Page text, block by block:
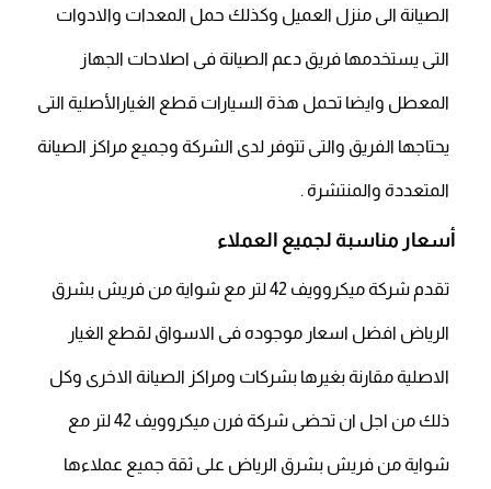
الصيانة الى منزل العميل وكذلك حمل المعدات والادوات
التى يستخدمها فريق دعم الصيانة فى اصلاحات الجهاز
المعطل وايضا تحمل هذة السيارات قطع الغيارالأصلية التى
يحتاجها الفريق والتى تتوفر لدى الشركة وجميع مراكز الصيانة
المتعددة والمنتشرة .
أسعار مناسبة لجميع العملاء
تقدم شركة ميكروويف 42 لتر مع شواية من فريش بشرق
الرياض افضل اسعار موجوده فى الاسواق لقطع الغيار
الاصلية مقارنة بغيرها بشركات ومراكز الصيانة الاخرى وكل
ذلك من اجل ان تحضى شركة فرن ميكروويف 42 لتر مع
شواية من فريش بشرق الرياض على ثقة جميع عملاءها